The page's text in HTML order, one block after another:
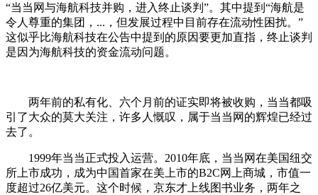
“当当网与海航科技并购，进入终止谈判”。其中提到“海航是
令人尊重的集团，...，但发展过程中目前存在流动性困扰。”
这似乎比海航科技在公告中提到的原因要更加直指，终止谈判
是因为海航科技的资金流动问题。
两年前的私有化、六个月前的证实即将被收购，当当都吸
引了大众的莫大关注，许多人慨叹，属于当当网的辉煌已经过
去了。
1999年当当正式投入运营。2010年底，当当网在美国纽交
所上市成功，成为中国首家在美上市的B2C网上商城，市值一
度超过26亿美元。这个时候，京东才上线图书业务，两年之